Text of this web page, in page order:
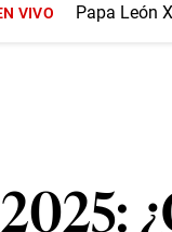
VIVO Papa León